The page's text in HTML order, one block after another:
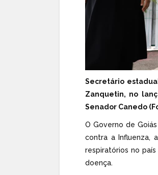
Secretário
Zanquetin, no
Senador Canedo
O Governo de
contra a Influenza,
respiratórios no
doença.